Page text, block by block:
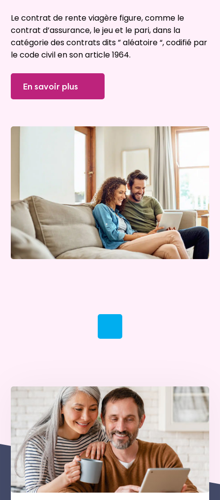
Le contrat de rente viagère figure, comme le
contrat d’assurance, le jeu et le pari, dans la
catégorie des contrats dits ” aléatoire “, codifié par
le code civil en son article 1964.
En savoir plus